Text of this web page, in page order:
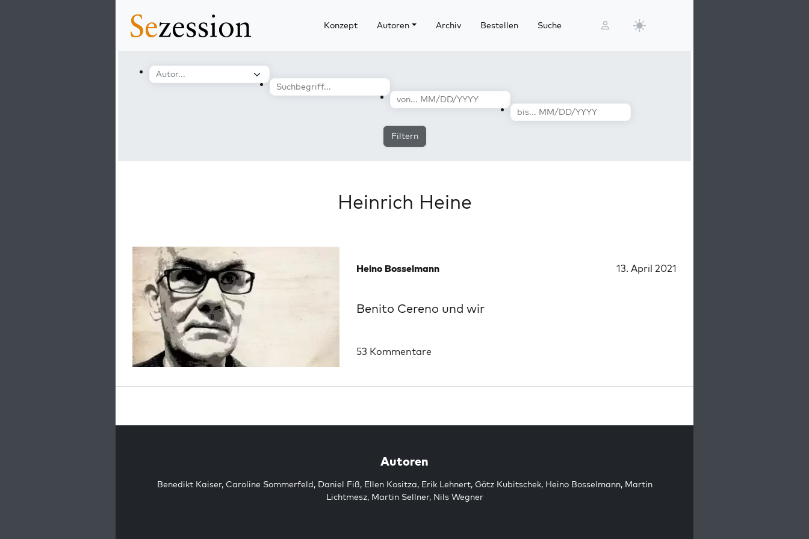
Konzept Autoren Archiv Bestellen Suche
Filtern
Heinrich Heine
Heino Bosselmann 13. April 2021
Benito Cereno und wir
53 Kommentare
Autoren
Benedikt Kaiser, Caroline Sommerfeld, Daniel Fiß, Ellen Kositza, Erik Lehnert, Götz Kubitschek, Heino Bosselmann, Martin
Lichtmesz, Martin Sellner, Nils Wegner